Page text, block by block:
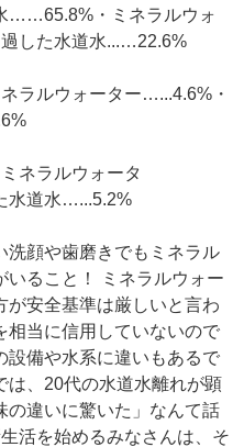
……65.8%・ミネラルウォ
した水道水...…22.6%
ラルウォーター…...4.6%・
ネラルウォータ
水道水…...5.2%
洗顔や歯磨きでもミネラル
いること！ ミネラルウォー
が安全基準は厳しいと言わ
相当に信用していないので
設備や水系に違いもあるで
は、20代の水道水離れが顕
の違いに驚いた」なんて話
活を始めるみなさんは、そ